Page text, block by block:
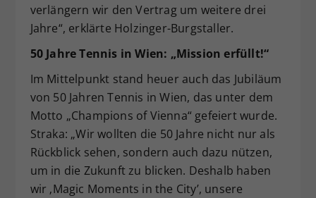
verlängern wir den Vertrag um weitere drei
Jahre“, erklärte Holzinger-Burgstaller.
50 Jahre Tennis in Wien: „Mission erfüllt!“
Im Mittelpunkt stand heuer auch das Jubiläum
von 50 Jahren Tennis in Wien, das unter dem
Motto „Champions of Vienna“ gefeiert wurde.
Straka: „Wir wollten die 50 Jahre nicht nur als
Rückblick sehen, sondern auch dazu nützen,
um in die Zukunft zu blicken. Deshalb haben
wir ‚Magic Moments in the City’, unsere